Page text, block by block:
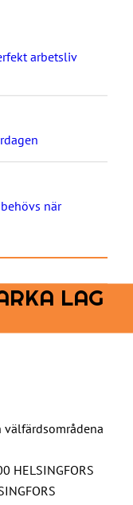
arbetsliv
när
LAG
HELSINGFORS